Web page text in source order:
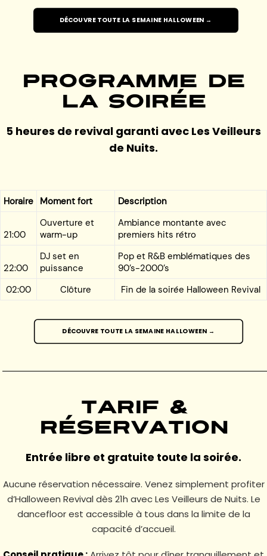
DÉCOUVRE TOUTE LA SEMAINE HALLOWEEN →
Programme de
la soirée
5 heures de revival garanti avec Les Veilleurs
de Nuits.
Horaire Moment fort Description
21:00
Ouverture et
warm-up
Ambiance montante avec
premiers hits rétro
22:00
DJ set en
puissance
Pop et R&B emblématiques des
90’s-2000’s
02:00
Clôture Fin de la soirée Halloween Revival
DÉCOUVRE TOUTE LA SEMAINE HALLOWEEN →
Tarif &
réservation
Entrée libre et gratuite toute la soirée.
Aucune réservation nécessaire. Venez simplement profiter
d’Halloween Revival dès 21h avec Les Veilleurs de Nuits. Le
dancefloor est accessible à tous dans la limite de la
capacité d’accueil.